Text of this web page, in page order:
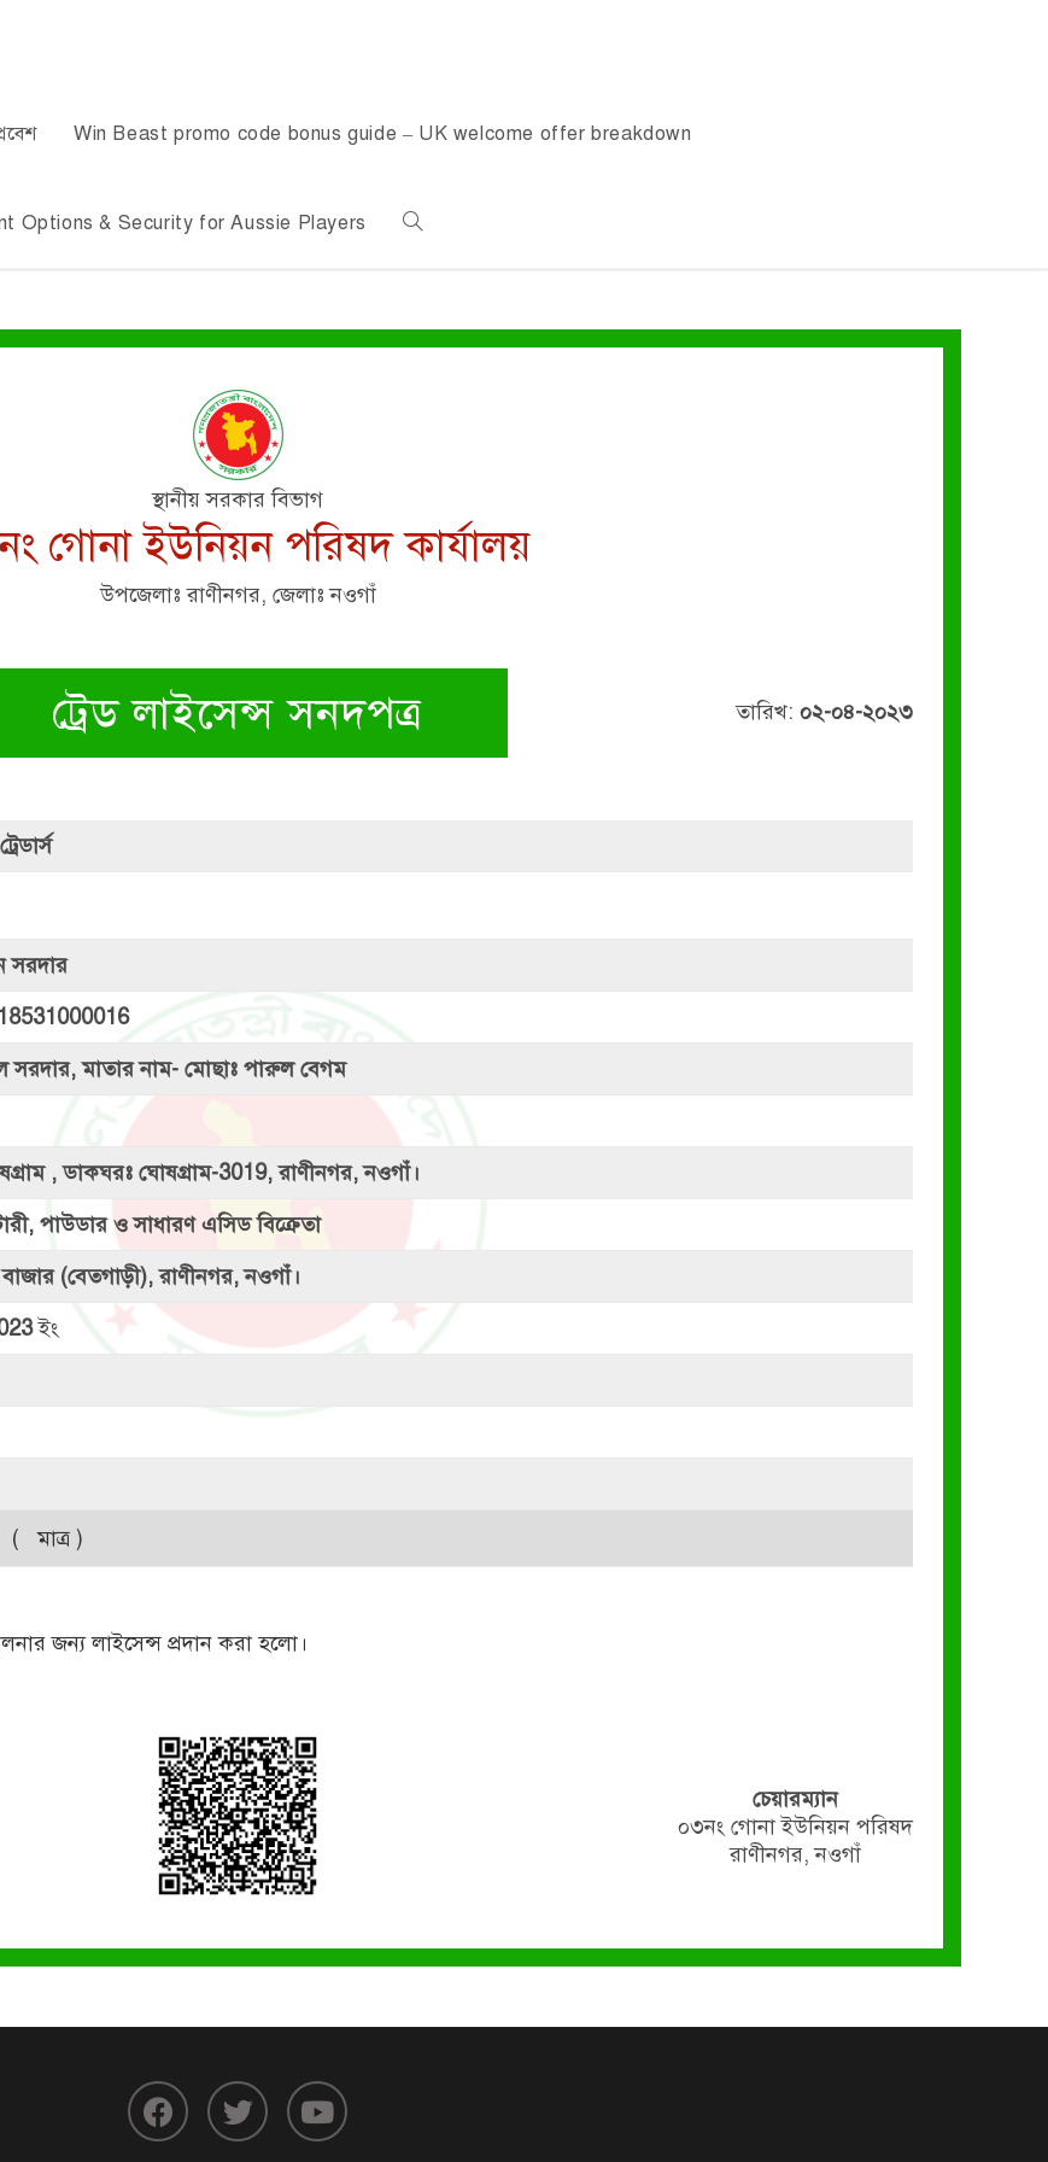
Win Beast promo code bonus guide – UK welcome offer breakdown
Options & Security for Aussie Players
স্থানীয় সরকার বিভাগ
গোনা ইউনিয়ন পরিষদ কার্যালয়
উপজেলাঃ রাণীনগর, জেলাঃ নওগাঁ
ট্রেড লাইসেন্স সনদপত্র তারিখ: ০২-০৪-২০২৩
সরদার
মাতার নাম- মোছাঃ পারুল বেগম
, ডাকঘরঃ ঘোষগ্রাম-3019, রাণীনগর, নওগাঁ।
পাউডার ও সাধারণ এসিড বিক্রেতা
(বেতগাড়ী), রাণীনগর, নওগাঁ।
ইং
মাত্র )
জন্য লাইসেন্স প্রদান করা হলো।
চেয়ারম্যান
০৩নং গোনা ইউনিয়ন পরিষদ
রাণীনগর, নওগাঁ